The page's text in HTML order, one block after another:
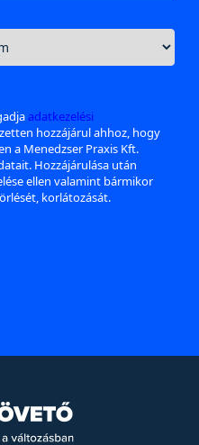
adatkezelési
hozzájárul ahhoz, hogy
a Menedzser Praxis Kft.
Hozzájárulása után
ellen valamint bármikor
korlátozását.